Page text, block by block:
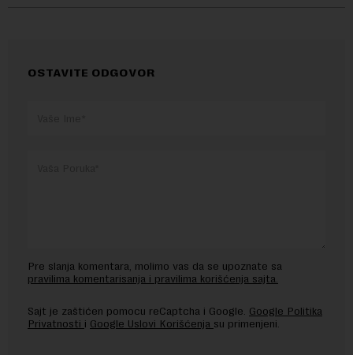
OSTAVITE ODGOVOR
Pre slanja komentara, molimo vas da se upoznate sa
pravilima komentarisanja i pravilima korišćenja sajta.
Sajt je zaštićen pomocu reCaptcha i Google. Google Politika
Privatnosti i Google Uslovi Korišćenja su primenjeni.